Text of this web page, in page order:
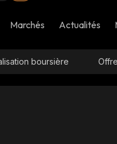
Marchés Actualités
boursière